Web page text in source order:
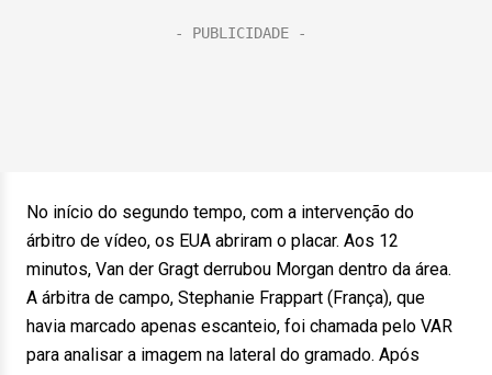
No início do segundo tempo, com a intervenção do
árbitro de vídeo, os EUA abriram o placar. Aos 12
minutos, Van der Gragt derrubou Morgan dentro da área.
A árbitra de campo, Stephanie Frappart (França), que
havia marcado apenas escanteio, foi chamada pelo VAR
para analisar a imagem na lateral do gramado. Após